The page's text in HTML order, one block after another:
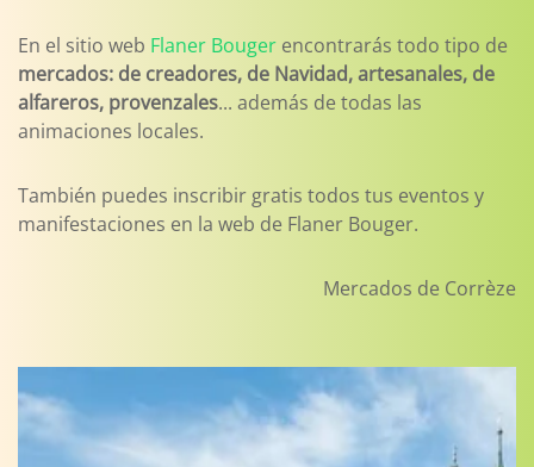
En el sitio web Flaner Bouger encontrarás todo tipo de
mercados: de creadores, de Navidad, artesanales, de
alfareros, provenzales... además de todas las
animaciones locales.
También puedes inscribir gratis todos tus eventos y
manifestaciones en la web de Flaner Bouger.
Mercados de Corrèze